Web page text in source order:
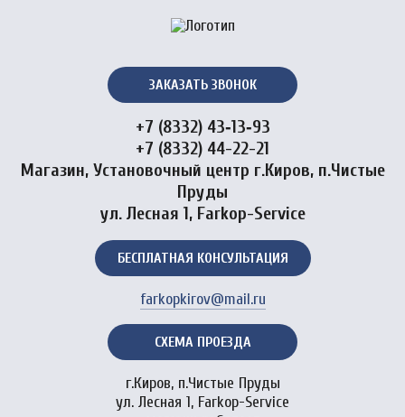
ЗАКАЗАТЬ ЗВОНОК
+7 (8332) 43‑13‑93
+7 (8332) 44-22-21
Магазин, Установочный центр г.Киров, п.Чистые
Пруды
ул. Лесная 1, Farkop-Service
БЕСПЛАТНАЯ КОНСУЛЬТАЦИЯ
farkopkirov@mail.ru
СХЕМА ПРОЕЗДА
г.Киров, п.Чистые Пруды
ул. Лесная 1, Farkop-Service